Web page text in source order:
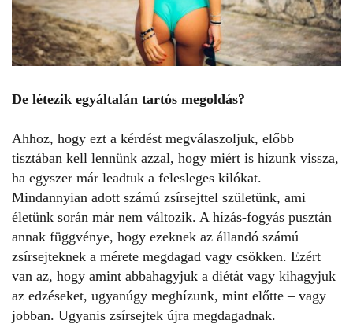
De létezik egyáltalán tartós megoldás?
Ahhoz, hogy ezt a kérdést megválaszoljuk, előbb
tisztában kell lennünk azzal, hogy miért is hízunk vissza,
ha egyszer már leadtuk a felesleges kilókat.
Mindannyian adott számú zsírsejttel születünk, ami
életünk során már nem változik. A hízás-fogyás pusztán
annak függvénye, hogy ezeknek az állandó számú
zsírsejteknek a mérete megdagad vagy csökken. Ezért
van az, hogy amint abbahagyjuk a diétát vagy kihagyjuk
az edzéseket, ugyanúgy meghízunk, mint előtte – vagy
jobban. Ugyanis zsírsejtek újra megdagadnak.